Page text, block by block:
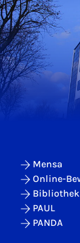
Mensa
Online-
Bibliothek
PAUL
PANDA